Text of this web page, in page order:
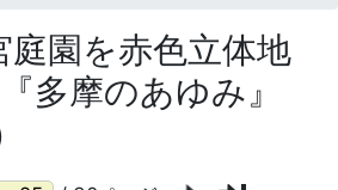
庭園を赤色立体地
多摩のあゆみ』